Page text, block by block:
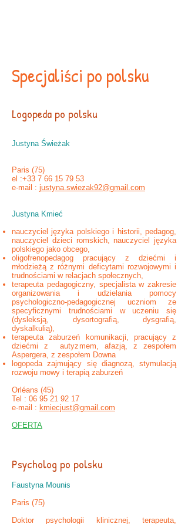
Specjaliści po polsku
Logopeda po polsku
Justyna Świeżak
Paris (75)
el :+33 7 66 15 79 53
e-mail : justyna.swiezak92@gmail.com
Justyna Kmieć
nauczyciel języka polskiego i historii, pedagog,
nauczyciel dzieci romskich, nauczyciel języka
polskiego jako obcego,
oligofrenopedagog pracujący z dziećmi i
młodzieżą z różnymi deficytami rozwojowymi i
trudnościami w relacjach społecznych,
terapeuta pedagogiczny, specjalista w zakresie
organizowania i udzielania pomocy
psychologiczno-pedagogicznej uczniom ze
specyficznymi trudnościami w uczeniu się
(dysleksją, dysortografią, dysgrafią,
dyskalkulią),
terapeuta zaburzeń komunikacji, pracujący z
dziećmi z autyzmem, afazją, z zespołem
Aspergera, z zespołem Downa
logopeda zajmujący się diagnozą, stymulacją
rozwoju mowy i terapią zaburzeń
Orléans (45)
Tel : 06 95 21 92 17
e-mail : kmiecjust@gmail.com
OFERTA
Psycholog po polsku
Faustyna Mounis
Paris (75)
Doktor psychologii klinicznej, terapeuta,